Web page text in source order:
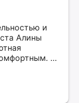
и
Алины
Я
кто
и буду